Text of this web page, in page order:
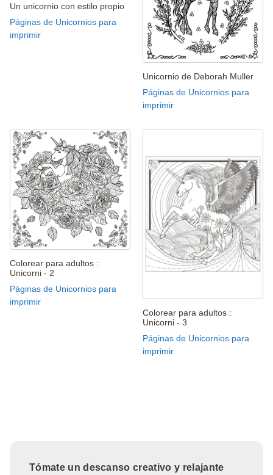
Un unicornio con estilo propio
Páginas de Unicornios para
imprimir
Unicornio de Deborah Muller
Páginas de Unicornios para
imprimir
Colorear para adultos :
Unicorni - 2
Páginas de Unicornios para
imprimir
Colorear para adultos :
Unicorni - 3
Páginas de Unicornios para
imprimir
Tómate un descanso creativo y relajante